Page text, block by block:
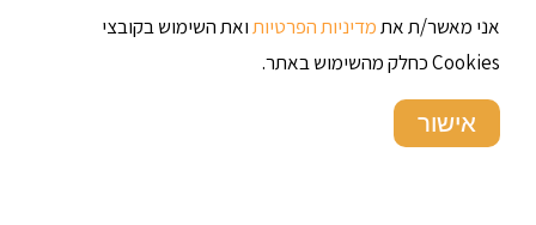
דגי דניס בתנור
אני מאשר/ת אתמדיניות הפרטיותואת השימוש בקובצי
Cookies כחלק מהשימוש באתר.
אישור